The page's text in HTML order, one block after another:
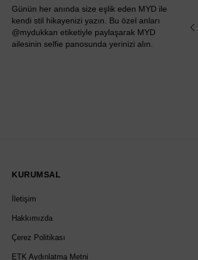
Günün her anında size eşlik eden MYD ile
kendi stil hikayenizi yazın. Bu özel anları
@mydukkan etiketiyle paylaşarak MYD
ailesinin selfie panosunda yerinizi alın.
KURUMSAL
İletişim
Hakkımızda
Çerez Politikası
ETK Aydınlatma Metni